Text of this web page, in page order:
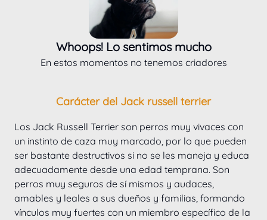
Whoops! Lo sentimos mucho
En estos momentos no tenemos criadores
Carácter del Jack russell terrier
Los Jack Russell Terrier son perros muy vivaces con
un instinto de caza muy marcado, por lo que pueden
ser bastante destructivos si no se les maneja y educa
adecuadamente desde una edad temprana. Son
perros muy seguros de sí mismos y audaces,
amables y leales a sus dueños y familias, formando
vínculos muy fuertes con un miembro específico de la